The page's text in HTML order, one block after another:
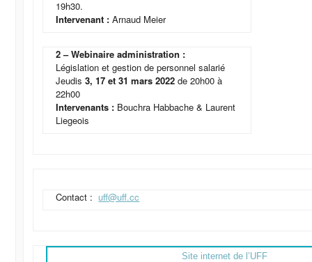
19h30.
Intervenant : Arnaud Meier
2 – Webinaire administration :
Législation et gestion de personnel salarié
Jeudis3, 17 et 31 mars 2022 de 20h00 à
22h00
Intervenants : Bouchra Habbache & Laurent
Liegeois
Contact : uff@uff.cc
Site internet de l’UFF